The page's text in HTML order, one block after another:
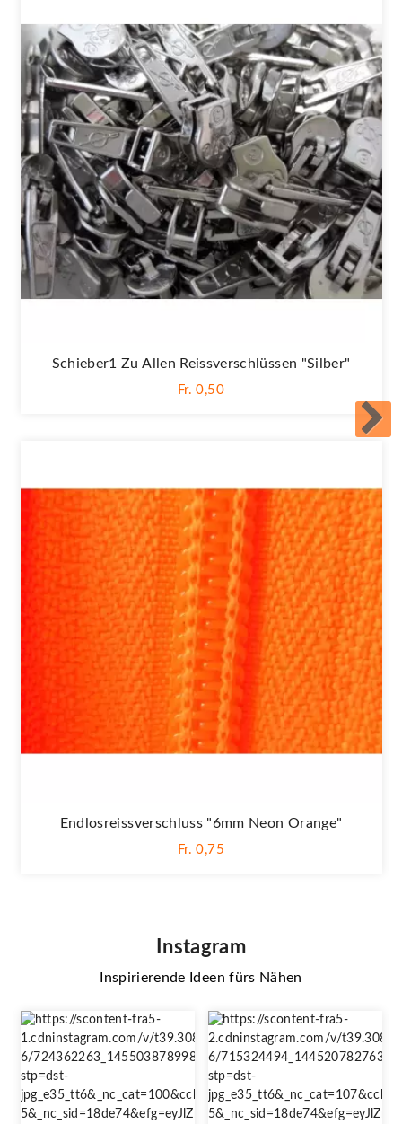
Schieber1 Zu Allen Reissverschlüssen "silber"
Fr. 0,50
Endlosreissverschluss "6mm Neon Orange"
Fr. 0,75
Instagram
Inspirierende Ideen fürs Nähen